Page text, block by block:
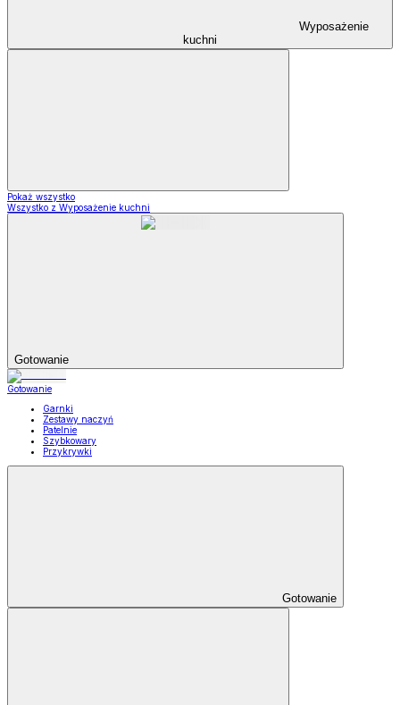
Wyposażenie
kuchni
Pokaż wszystko
Wszystko z Wyposażenie kuchni
Gotowanie
Gotowanie
Garnki
Zestawy naczyń
Patelnie
Szybkowary
Przykrywki
Gotowanie